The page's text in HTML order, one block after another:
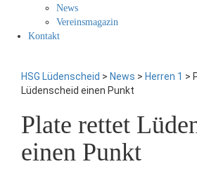
News
Vereinsmagazin
Kontakt
HSG Lüdenscheid > News > Herren 1 >
Lüdenscheid einen Punkt
Plate rettet
einen Punkt